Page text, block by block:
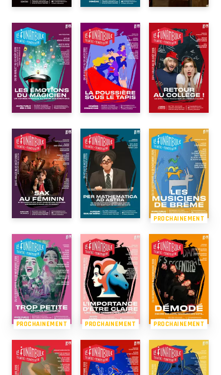
PROCHAINEMENT
PROCHAINEMENT PROCHAINEMENT PROCHAINEMENT